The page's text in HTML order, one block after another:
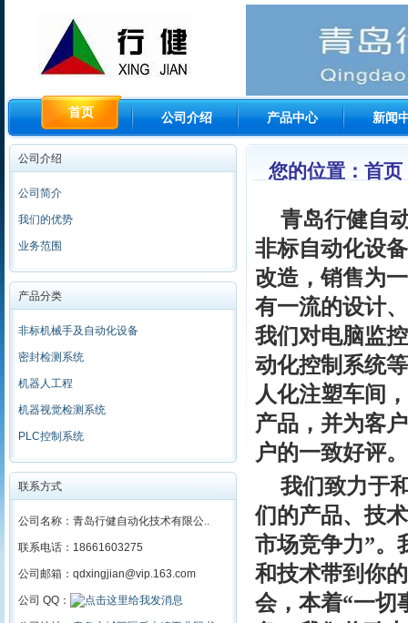
首页 公司介绍 产品中心 新闻
公司介绍
公司简介
我们的优势
业务范围
产品分类
非标机械手及自动化设备
密封检测系统
机器人工程
机器视觉检测系统
PLC控制系统
联系方式
公司名称：青岛行健自动化技术有限公..
联系电话：18661603275
公司邮箱：qdxingjian@vip.163.com
公司 QQ：
您的位置：首
青岛行健自
非标自动化设
改造，销售为
有一流的设计
我们对电脑监
动化控制系统
人化注塑车间
产品，并为客
户的一致好评。
我们致力于
们的产品、技
市场竞争力”。
和技术带到你
会，本着“一切